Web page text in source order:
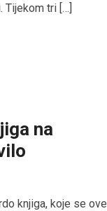
Tijekom tri […]
na
knjiga, koje se ove